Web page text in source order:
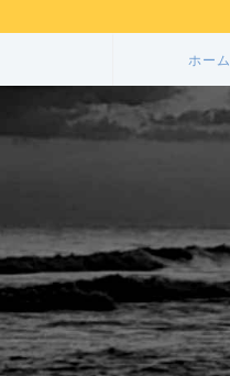
ホーム